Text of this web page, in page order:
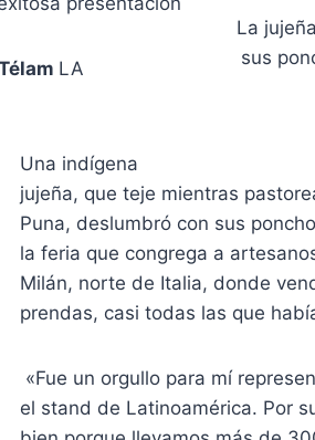
La
sus
LA
Una indígena
jujeña, que teje mientras
Puna, deslumbró con sus
la feria que congrega a
Milán, norte de Italia, donde
prendas, casi todas las que
«Fue un orgullo para mí
el stand de Latinoamérica. Por